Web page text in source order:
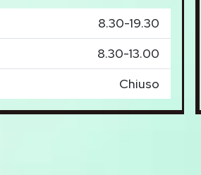
8.30-19.30
8.30-13.00
Chiuso